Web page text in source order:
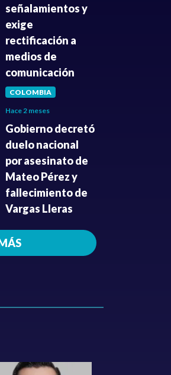
señalamientos y
exige
rectificación a
medios de
comunicación
COLOMBIA
Hace 2 meses
Gobierno decretó
duelo nacional
por asesinato de
Mateo Pérez y
fallecimiento de
Vargas Lleras